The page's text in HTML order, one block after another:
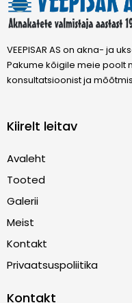
VEEPISAR AS on akna- ja
Pakume kõigile meie poolt
konsultatsioonist ja
Kiirelt leitav
Avaleht
Tooted
Galerii
Meist
Kontakt
Privaatsuspoliitika
Kontakt